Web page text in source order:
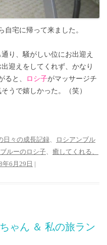
自宅に帰って来ました。
り、騒がしい位にお出迎え
出迎えをしてくれず、かなり
ると、
ロシ子がマッサージチ
うで嬉しかった。（笑）
日々の成長記録
ロシアンブル
ルーのロシ子
癒してくれる、
年6月29日 |
ゃん ＆ 私の旅ラン